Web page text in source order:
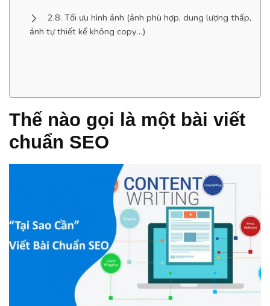
Tối ưu hình ảnh (ảnh phù hợp, dung lượng thấp,
ảnh tự thiết kế không copy…)
Thế nào gọi là một bài viết
chuẩn SEO